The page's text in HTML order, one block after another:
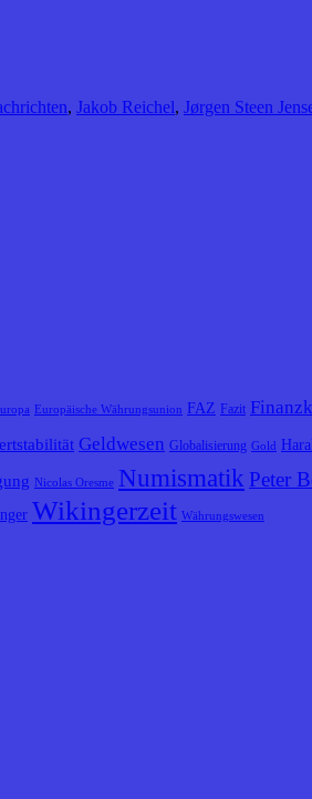
, Jakob Reichel, Jørgen Steen
Europäische Währungsunion FAZ Fazit
Geldwesen Globalisierung Gold
Nicolas Oresme Numismatik Peter
Wikingerzeit Währungswesen